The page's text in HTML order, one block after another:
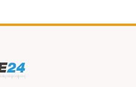
gewählt